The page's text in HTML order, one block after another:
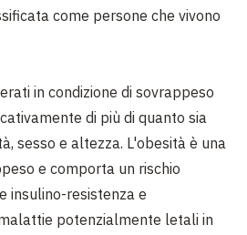
come persone che vivono
in condizione di sovrappeso
di più di quanto sia
sesso e altezza. L'obesità è una
e comporta un rischio
insulino-resistenza e
potenzialmente letali in